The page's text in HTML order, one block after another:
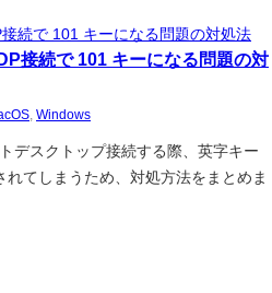
接続で 101 キーになる問題の対
Windows
デスクトップ接続する際、英字キー
てしまうため、対処方法をまとめま